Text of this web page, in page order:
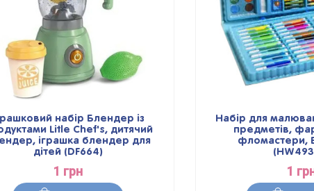
набір Блендер із
Litle Chef's, дитячий
іграшка блендер для
дітей (DF664)
1 грн
Набір для
предметів,
фломастери,
1